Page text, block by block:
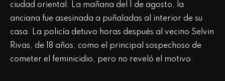
ciudad oriental. La mañana del 1 de agosto, la
anciana fue asesinada a puñaladas al interior de su
casa. La policía detuvo horas después al vecino Selvin
Rivas, de 18 años, como el principal sospechoso de
cometer el feminicidio, pero no reveló el motivo.